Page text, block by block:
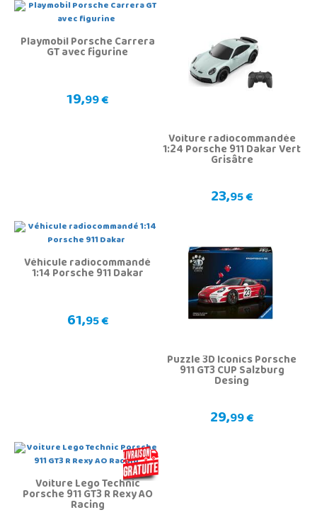
Playmobil Porsche Carrera
GT avec figurine
19,99 €
Voiture radiocommandée
1:24 Porsche 911 Dakar Vert
Grisâtre
23,95 €
Véhicule radiocommandé
1:14 Porsche 911 Dakar
61,95 €
Puzzle 3D Iconics Porsche
911 GT3 CUP Salzburg
Desing
29,99 €
Voiture Lego Technic
Porsche 911 GT3 R Rexy AO
Racing